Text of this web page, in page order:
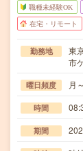
職種未経験OK
在宅・リモート
勤務地
東
市
曜日頻度 月
時間
期間